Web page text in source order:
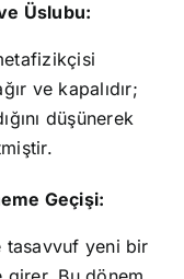
Üslubu:
ve kapalıdır;
düşünerek
Geçişi:
tasavvuf yeni bir